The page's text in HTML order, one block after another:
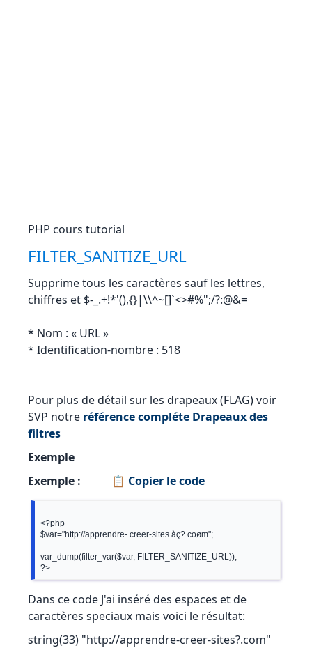
PHP cours tutorial
FILTER_SANITIZE_URL
Supprime tous les caractères sauf les lettres,
chiffres et $-_.+!*'(),{}|\\^~[]`<>#%";/?:@&=
* Nom : « URL »
* Identification-nombre : 518
Pour plus de détail sur les drapeaux (FLAG) voir
SVP notre référence compléte Drapeaux des
filtres
Exemple
Exemple :
📋 Copier le code
<?php
$var="http://apprendre- creer-sites àç?.coøm";
var_dump(filter_var($var, FILTER_SANITIZE_URL));
Dans ce code J'ai inséré des espaces et de
caractères speciaux mais voici le résultat:
string(33) "http://apprendre-creer-sites?.com"